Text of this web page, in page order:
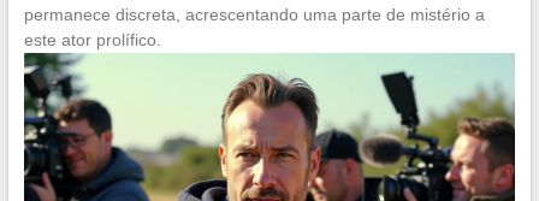
permanece discreta, acrescentando uma parte de mistério a
este ator prolífico.